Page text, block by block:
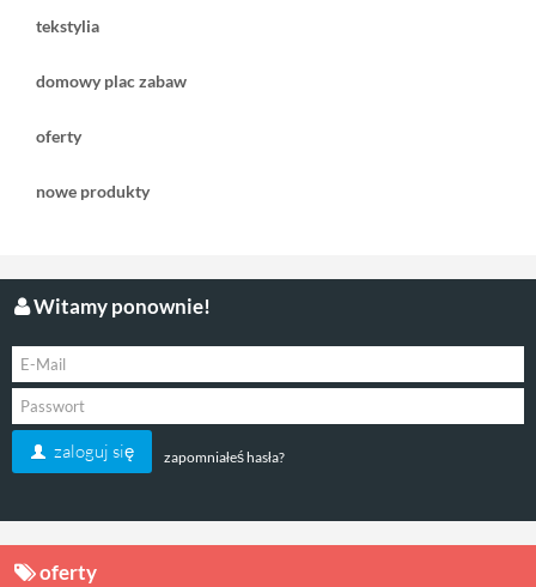
tekstylia
domowy plac zabaw
oferty
nowe produkty
Witamy ponownie!
zaloguj się zapomniałeś hasła?
oferty